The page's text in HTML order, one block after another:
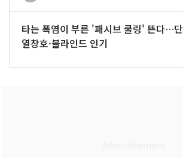
타는 폭염이 부른 '패시브 쿨링' 뜬다…단
열창호·블라인드 인기